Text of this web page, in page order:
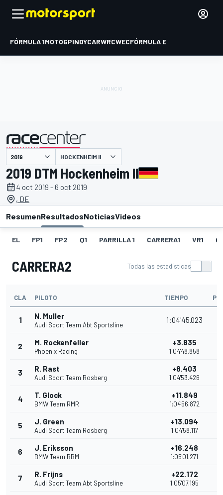
FÓRMULA 1MOTOGPINDYCARWRCWECFÓRMULA E
presentado por HOCKENHEIM II
2019 DTM Hockenheim II
4 oct 2019 - 6 oct 2019
, DE
ResumenResultadosNoticiasVideos
EL FP1 FP2 Q1 PARRILLA 1 CARRERA1 VR1
CARRERA2 Todas las estadísticas
CLA PILOTO TIEMPO
1 N. Muller
Audi Sport Team Abt Sportsline
1:04'45.023
2 M. Rockenfeller
Phoenix Racing
+3.835
1:04'48.858
3 R. Rast
Audi Sport Team Rosberg
+8.403
1:04'53.426
4 T. Glock
BMW Team RMR
+11.849
1:04'56.872
5 J. Green
Audi Sport Team Rosberg
+13.094
1:04'58.117
6 J. Eriksson
BMW Team RBM
+16.248
1:05'01.271
7 R. Frijns
Audi Sport Team Abt Sportsline
+22.172
1:05'07.195